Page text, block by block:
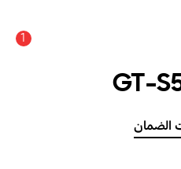
1
GT-
الضمان